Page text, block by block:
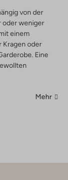
von der
oder weniger
einem
Kragen oder
Eine
Mehr